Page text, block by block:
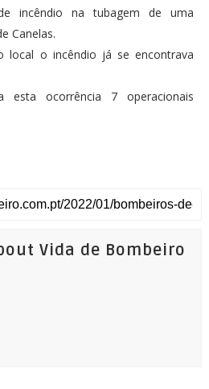
incêndio na tubagem de uma
Canelas.
local o incêndio já se encontrava
esta ocorrência 7 operacionais
Vida de Bombeiro